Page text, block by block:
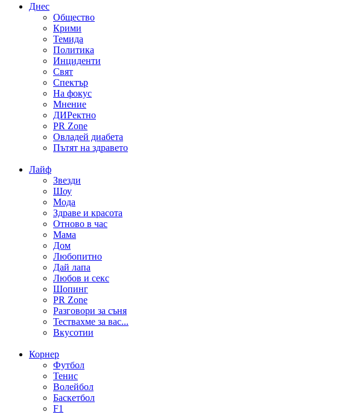
Днес
Общество
Крими
Темида
Политика
Инциденти
Свят
Спектър
На фокус
Мнение
ДИРектно
PR Zone
Овладей диабета
Пътят на здравето
Лайф
Звезди
Шоу
Мода
Здраве и красота
Отново в час
Мама
Дом
Любопитно
Дай лапа
Любов и секс
Шопинг
PR Zone
Разговори за съня
Тествахме за вас...
Вкусотии
Корнер
Футбол
Тенис
Волейбол
Баскетбол
F1